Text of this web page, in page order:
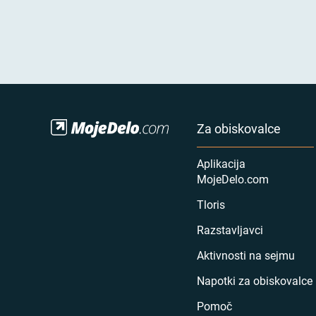
Za obiskovalce
Aplikacija
MojeDelo.com
Tloris
Razstavljavci
Aktivnosti na sejmu
Napotki za obiskovalce
Pomoč